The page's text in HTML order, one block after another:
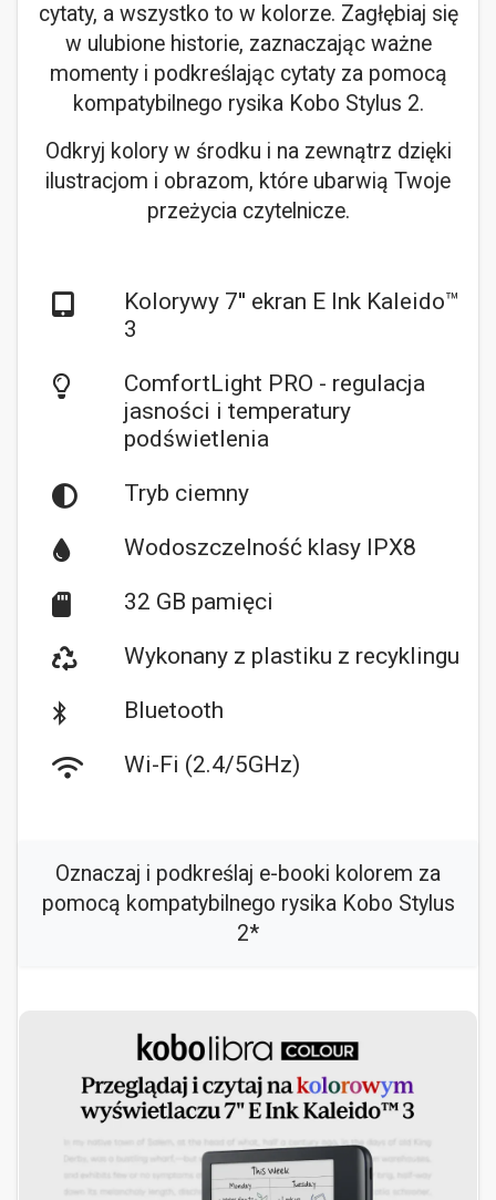
cytaty, a wszystko to w kolorze. Zagłębiaj się
w ulubione historie, zaznaczając ważne
momenty i podkreślając cytaty za pomocą
kompatybilnego rysika Kobo Stylus 2.
Odkryj kolory w środku i na zewnątrz dzięki
ilustracjom i obrazom, które ubarwią Twoje
przeżycia czytelnicze.
Kolorywy 7'' ekran E Ink Kaleido™
3
ComfortLight PRO - regulacja
jasności i temperatury
podświetlenia
Tryb ciemny
Wodoszczelność klasy IPX8
32 GB pamięci
Wykonany z plastiku z recyklingu
Bluetooth
Wi-Fi (2.4/5GHz)
Oznaczaj i podkreślaj e-booki kolorem za
pomocą kompatybilnego rysika Kobo Stylus
2*